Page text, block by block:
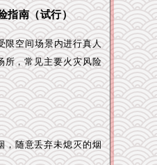
指南（试行）
限空间场景内进行真人
所，常见主要火灾风险
，随意丢弃未熄灭的烟